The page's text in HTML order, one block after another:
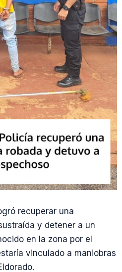
recuperar una
y detener a un
en la zona por el
vinculado a maniobras